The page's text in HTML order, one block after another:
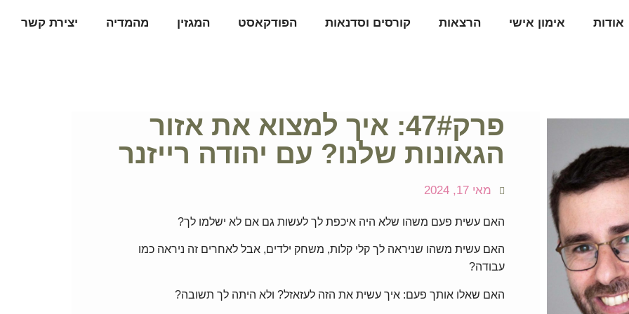
אודות אימון אישי הרצאות קורסים וסדנאות הפודקאסט המגזין מהמדיה יצירת קשר
פרק47#: איך למצוא את אזור
הגאונות שלנו? עם יהודה רייזנר
מאי 17, 2024
האם עשית פעם משהו שלא היה איכפת לך לעשות גם אם לא ישלמו לך?
האם עשית משהו שניראה לך קלי קלות, משחק ילדים, אבל לאחרים זה ניראה כמו
עבודה?
האם שאלו אותך פעם: איך עשית את הזה לעזאזל? ולא היתה לך תשובה?